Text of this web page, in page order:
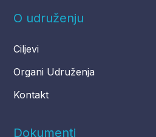
O udruženju
Ciljevi
Organi Udruženja
Kontakt
Dokumenti